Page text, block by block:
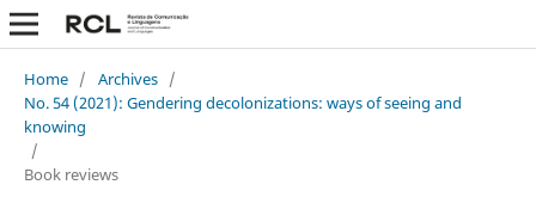
Home / Archives /
No. 54 (2021): Gendering decolonizations: ways of seeing and
knowing
/
Book reviews